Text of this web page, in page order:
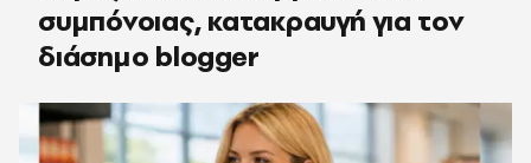
συμπόνοιας, κατακραυγή για τον
διάσημο blogger